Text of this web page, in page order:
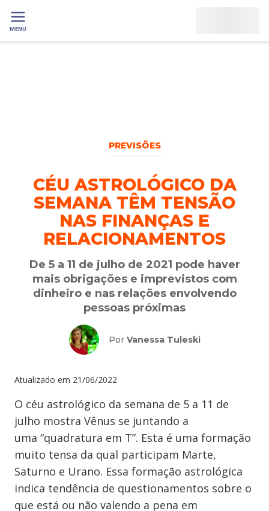
MENU
PREVISÕES
CÉU ASTROLÓGICO DA
SEMANA TÊM TENSÃO
NAS FINANÇAS E
RELACIONAMENTOS
De 5 a 11 de julho de 2021 pode haver
mais obrigações e imprevistos com
dinheiro e nas relações envolvendo
pessoas próximas
Por Vanessa Tuleski
Atualizado em 21/06/2022
O céu astrológico da semana de 5 a 11 de
julho mostra Vênus se juntando a
uma “quadratura em T”. Esta é uma formação
muito tensa da qual participam Marte,
Saturno e Urano. Essa formação astrológica
indica tendência de questionamentos sobre o
que está ou não valendo a pena em